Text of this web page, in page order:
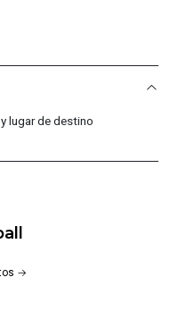
lugar de destino